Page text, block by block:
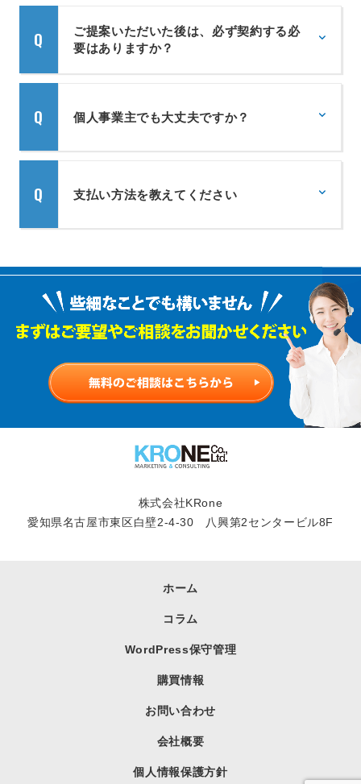
ドの制作サービスをご提供しています。
内容をお聞きし、弊社からご提案する方
望をお聞かせください。
ご提案いただいた後は、必ず契約する必
要はありますか？
個人事業主でも大丈夫ですか？
支払い方法を教えてください
制作物等、都度ご利用いただくサービス
の場合は銀行振り込みにてご対応いただ
株式会社KRone
愛知県名古屋市東区白壁2-4-30 八興第2センタービル8F
ホーム
コラム
WordPress保守管理
購買情報
お問い合わせ
会社概要
個人情報保護方針